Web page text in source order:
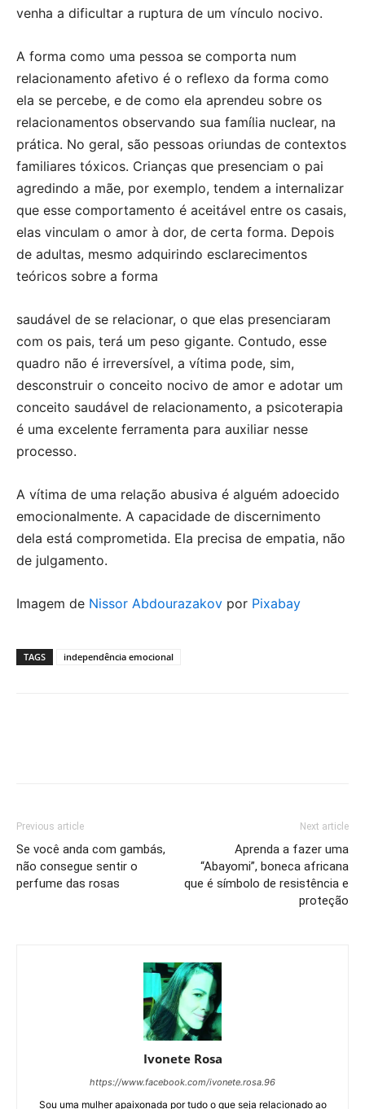
venha a dificultar a ruptura de um vínculo nocivo.
A forma como uma pessoa se comporta num
relacionamento afetivo é o reflexo da forma como
ela se percebe, e de como ela aprendeu sobre os
relacionamentos observando sua família nuclear, na
prática. No geral, são pessoas oriundas de contextos
familiares tóxicos. Crianças que presenciam o pai
agredindo a mãe, por exemplo, tendem a internalizar
que esse comportamento é aceitável entre os casais,
elas vinculam o amor à dor, de certa forma. Depois
de adultas, mesmo adquirindo esclarecimentos
teóricos sobre a forma
saudável de se relacionar, o que elas presenciaram
com os pais, terá um peso gigante. Contudo, esse
quadro não é irreversível, a vítima pode, sim,
desconstruir o conceito nocivo de amor e adotar um
conceito saudável de relacionamento, a psicoterapia
é uma excelente ferramenta para auxiliar nesse
processo.
A vítima de uma relação abusiva é alguém adoecido
emocionalmente. A capacidade de discernimento
dela está comprometida. Ela precisa de empatia, não
de julgamento.
Imagem de Nissor Abdourazakov por Pixabay
TAGS independência emocional
Previous article
Se você anda com gambás,
não consegue sentir o
perfume das rosas
Next article
Aprenda a fazer uma
“Abayomi”, boneca africana
que é símbolo de resistência e
proteção
Ivonete Rosa
https://www.facebook.com/ivonete.rosa.96
Sou uma mulher apaixonada por tudo o que seja relacionado ao